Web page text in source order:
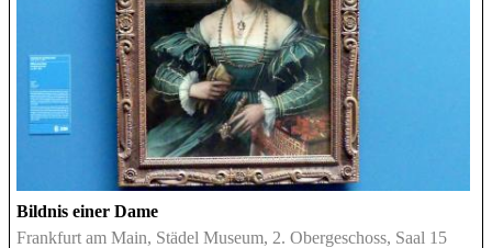
Bildnis einer Dame
Frankfurt am Main, Städel Museum, 2. Obergeschoss, Saal 15